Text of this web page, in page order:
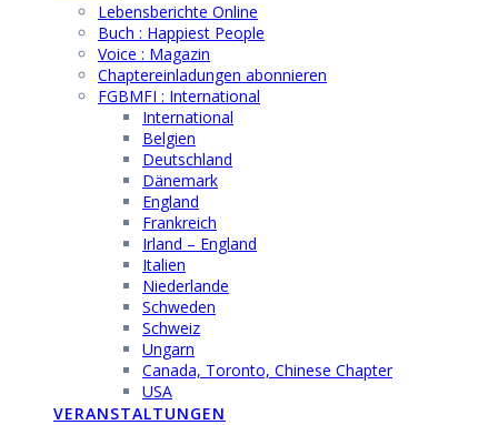
Lebensberichte Online
Buch : Happiest People
Voice : Magazin
Chaptereinladungen abonnieren
FGBMFI : International
International
Belgien
Deutschland
Dänemark
England
Frankreich
Irland – England
Italien
Niederlande
Schweden
Schweiz
Ungarn
Canada, Toronto, Chinese Chapter
USA
VERANSTALTUNGEN